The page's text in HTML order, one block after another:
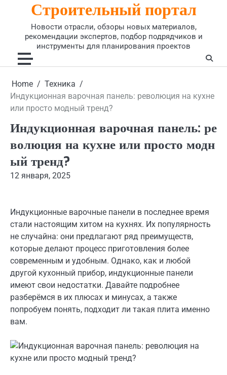
Строительный портал
Новости отрасли, обзоры новых материалов,
рекомендации экспертов, подбор подрядчиков и
инструменты для планирования проектов
Home
Техника
Индукционная варочная панель: революция на кухне
или просто модный тренд?
Индукционная варочная панель: ре
волюция на кухне или просто модн
ый тренд?
12 января, 2025
Индукционные варочные панели в последнее время
стали настоящим хитом на кухнях. Их популярность
не случайна: они предлагают ряд преимуществ,
которые делают процесс приготовления более
современным и удобным. Однако, как и любой
другой кухонный прибор, индукционные панели
имеют свои недостатки. Давайте подробнее
разберёмся в их плюсах и минусах, а также
попробуем понять, подходит ли такая плита именно
вам.